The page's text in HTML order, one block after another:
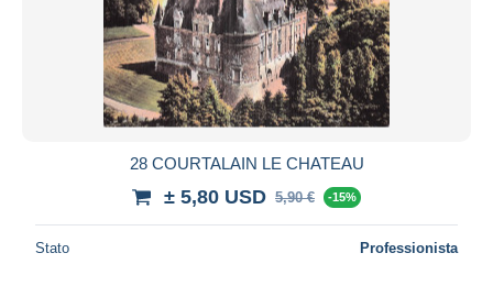
28 COURTALAIN LE CHATEAU
± 5,80 USD 5,90 € -15%
Stato Professionista